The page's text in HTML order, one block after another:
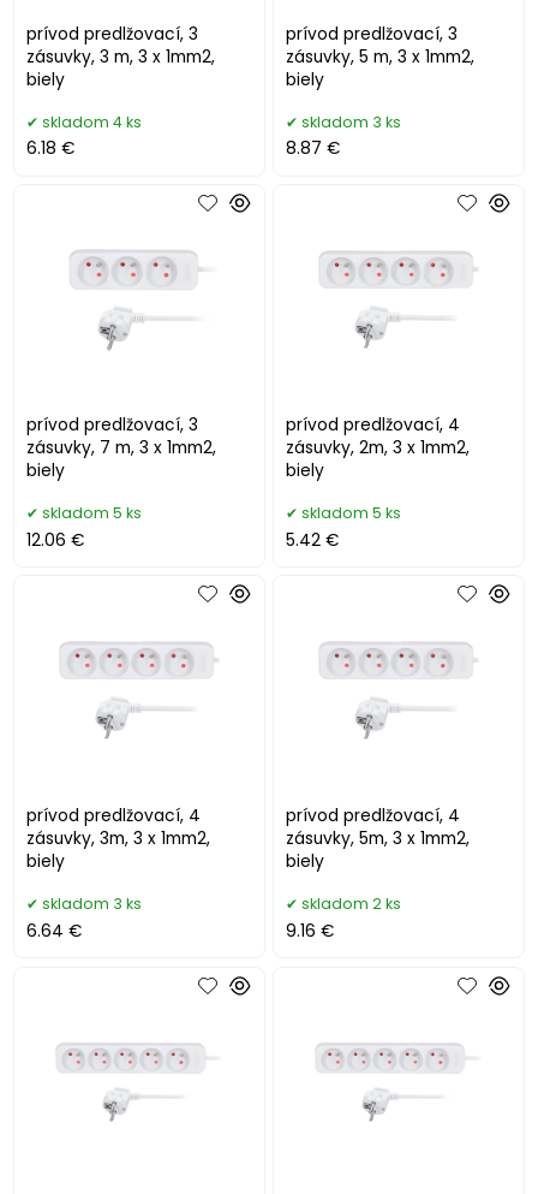
prívod predlžovací, 3
zásuvky, 3 m, 3 x 1mm2,
biely
skladom 4 ks
6.18 €
prívod predlžovací, 3
zásuvky, 5 m, 3 x 1mm2,
biely
skladom 3 ks
8.87 €
prívod predlžovací, 3
zásuvky, 7 m, 3 x 1mm2,
biely
skladom 5 ks
12.06 €
prívod predlžovací, 4
zásuvky, 2m, 3 x 1mm2,
biely
skladom 5 ks
5.42 €
prívod predlžovací, 4
zásuvky, 3m, 3 x 1mm2,
biely
skladom 3 ks
6.64 €
prívod predlžovací, 4
zásuvky, 5m, 3 x 1mm2,
biely
skladom 2 ks
9.16 €